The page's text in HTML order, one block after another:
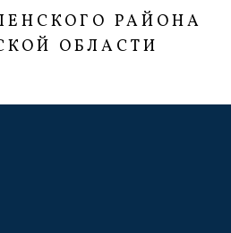
РАЙОНА
ОБЛАСТИ